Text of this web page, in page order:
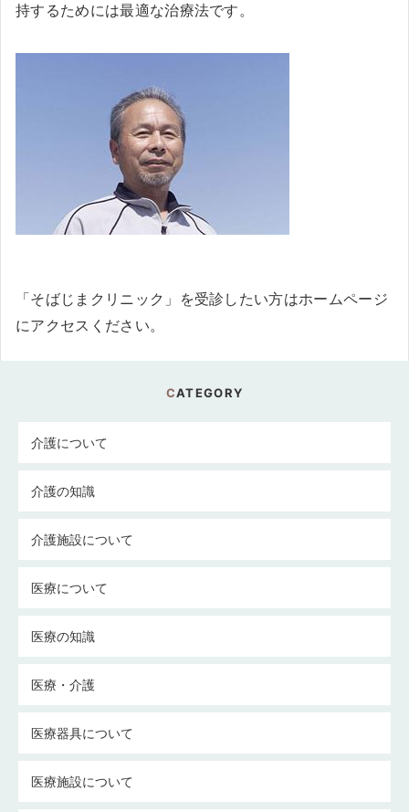
持するためには最適な治療法です。
「そばじまクリニック」を受診したい方はホームページ
にアクセスください。
CATEGORY
介護について
介護の知識
介護施設について
医療について
医療の知識
医療・介護
医療器具について
医療施設について